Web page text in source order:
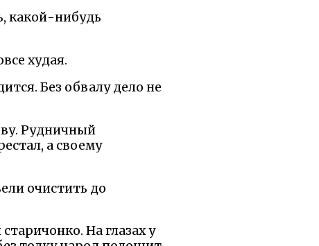
какой-нибудь
худая.
Без обвалу дело не
Рудничный
а своему
очистить до
На глазах у